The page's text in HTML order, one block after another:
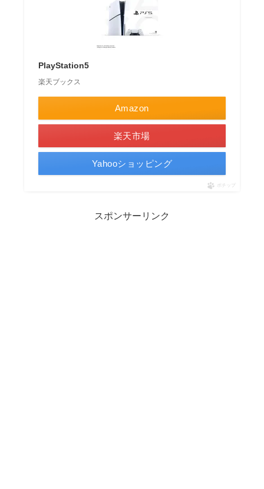
PlayStation5
楽天ブックス
Amazon
楽天市場
Yahooショッピング
ポチップ
スポンサーリンク